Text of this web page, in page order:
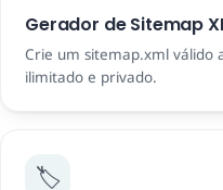
Gerador de Sitemap
Crie um sitemap.xml válido
ilimitado e privado.
🏷️